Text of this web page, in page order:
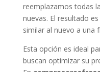
reemplazamos todas
nuevas. El resultado
similar al nuevo a una
Esta opción es ideal
buscan optimizar su